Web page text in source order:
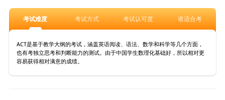
考试难度 考试方式 考试认可度 谁适合考
ACT是基于教学大纲的考试，涵盖英语阅读、语法、数学和科学等几个方面，
也有考独立思考和判断能力的测试。由于中国学生数理化基础好，所以相对更
容易获得相对满意的成绩。